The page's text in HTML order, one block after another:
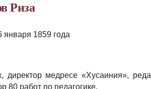
Риза
января 1859 года
директор медресе «Хусаиния»,
80 работ по педагогике.